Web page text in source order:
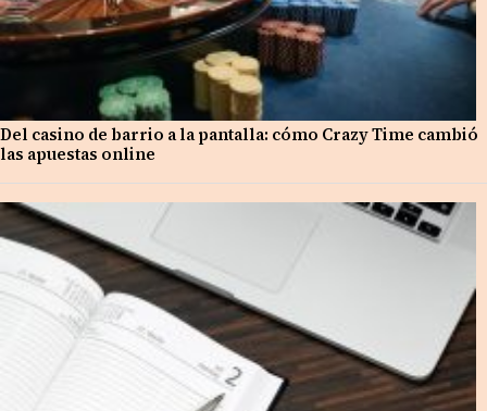
Del casino de barrio a la pantalla: cómo Crazy Time cambió
las apuestas online